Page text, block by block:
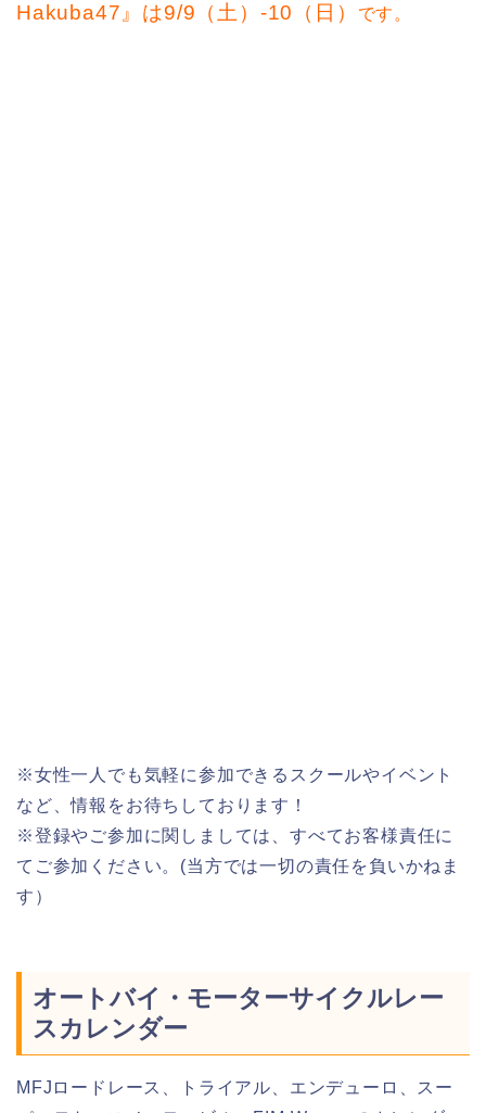
Hakuba47』は9/9（土）-10（日）
です。
※女性一人でも気軽に参加できるスクールやイベント
など、情報をお待ちしております！
※登録やご参加に関しましては、すべてお客様責任に
てご参加ください。(当方では一切の責任を負いかねま
す）
オートバイ・モーターサイクルレー
スカレンダー
MFJロードレース、トライアル、エンデューロ、スー